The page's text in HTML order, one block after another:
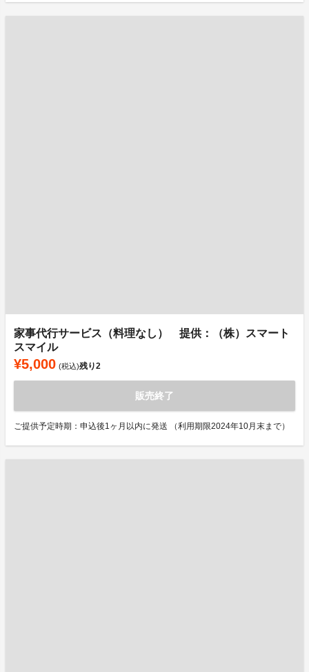
家事代行サービス（料理なし） 提供：（株）スマート
スマイル
¥5,000 (税込)残り2
販売終了
ご提供予定時期：申込後1ヶ月以内に発送 （利用期限2024年10月末まで）